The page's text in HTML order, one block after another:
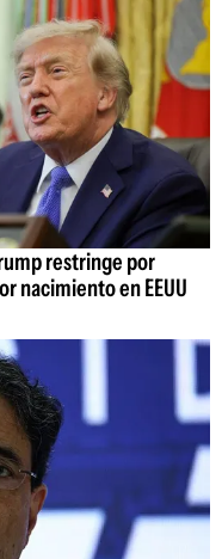
restringe por
nacimiento en EEUU